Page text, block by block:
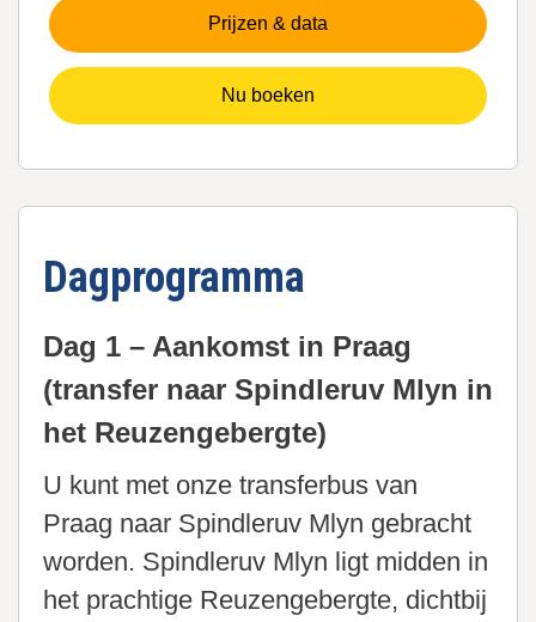
Prijzen & data
Nu boeken
Dagprogramma
Dag 1 – Aankomst in Praag
(transfer naar Spindleruv Mlyn in
het Reuzengebergte)
U kunt met onze transferbus van
Praag naar Spindleruv Mlyn gebracht
worden. Spindleruv Mlyn ligt midden in
het prachtige Reuzengebergte, dichtbij